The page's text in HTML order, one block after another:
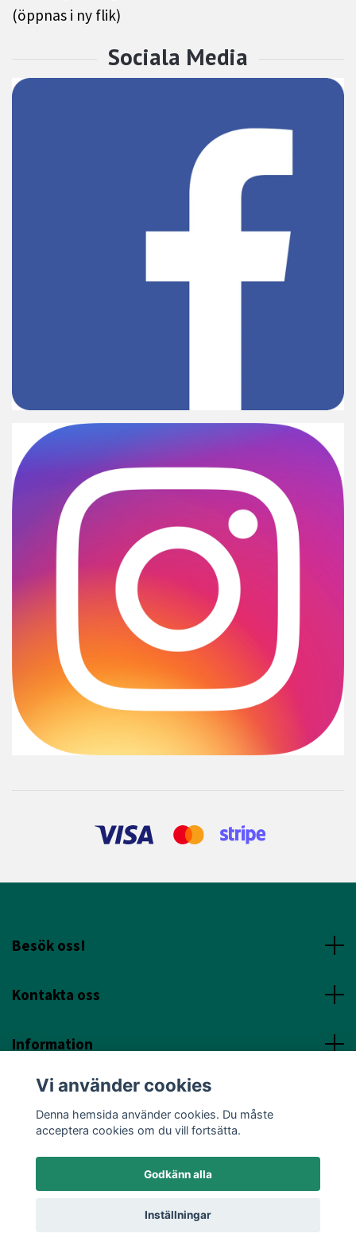
(öppnas i ny flik)
Besök oss!
Kontakta oss
Information
Sociala Media
© 2026 Annicas Handelsträdgård
Vi använder cookies
Denna hemsida använder cookies. Du måste
acceptera cookies om du vill fortsätta.
Godkänn alla
Inställningar